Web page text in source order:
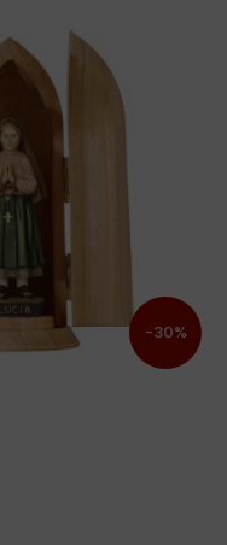
-30%